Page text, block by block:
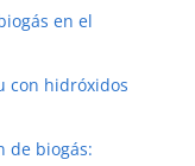
en el
con hidróxidos
de biogás: